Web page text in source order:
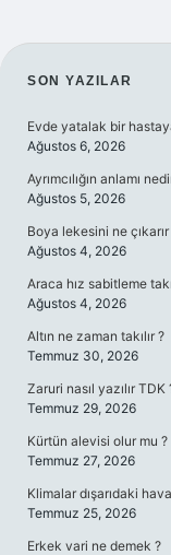
SON YAZILAR
Evde yatalak bir
Ağustos 6, 2026
Ayrımcılığın anlamı
Ağustos 5, 2026
Boya lekesini ne çıkarır
Ağustos 4, 2026
Araca hız sabitleme
Ağustos 4, 2026
Altın ne zaman takılır ?
Temmuz 30, 2026
Zaruri nasıl yazılır TDK
Temmuz 29, 2026
Kürtün alevisi olur mu ?
Temmuz 27, 2026
Klimalar dışarıdaki
Temmuz 25, 2026
Erkek vari ne demek ?